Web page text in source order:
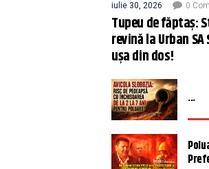
iulie 30, 2026 0
Tupeu de făptaș:
revină la Urban
ușa din dos!
...